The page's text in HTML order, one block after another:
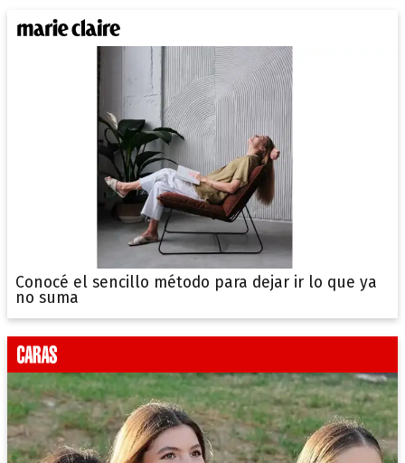
Conocé el sencillo método para dejar ir lo que ya
no suma